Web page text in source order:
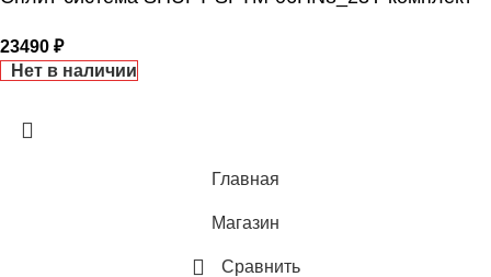
0.495
МАКС. РАБОЧАЯ
ТЕМПЕРАТУРА ВОЗДУХА ДЛЯ
ГЛУБИНА ВНЕШНЕГО
23490 ₽
Нет в наличии
Главная
Магазин
Сравнить